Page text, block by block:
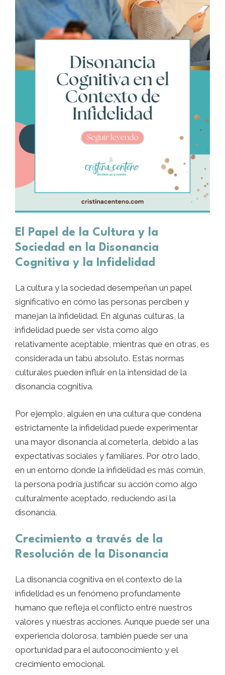
El Papel de la Cultura y la
Sociedad en la Disonancia
Cognitiva y la Infidelidad
La cultura y la sociedad desempeñan un papel
significativo en cómo las personas perciben y
manejan la infidelidad. En algunas culturas, la
infidelidad puede ser vista como algo
relativamente aceptable, mientras que en otras, es
considerada un tabú absoluto. Estas normas
culturales pueden influir en la intensidad de la
disonancia cognitiva.
Por ejemplo, alguien en una cultura que condena
estrictamente la infidelidad puede experimentar
una mayor disonancia al cometerla, debido a las
expectativas sociales y familiares. Por otro lado,
en un entorno donde la infidelidad es más común,
la persona podría justificar su acción como algo
culturalmente aceptado, reduciendo así la
disonancia.
Crecimiento a través de la
Resolución de la Disonancia
La disonancia cognitiva en el contexto de la
infidelidad es un fenómeno profundamente
humano que refleja el conflicto entre nuestros
valores y nuestras acciones. Aunque puede ser una
experiencia dolorosa, también puede ser una
oportunidad para el autoconocimiento y el
crecimiento emocional.